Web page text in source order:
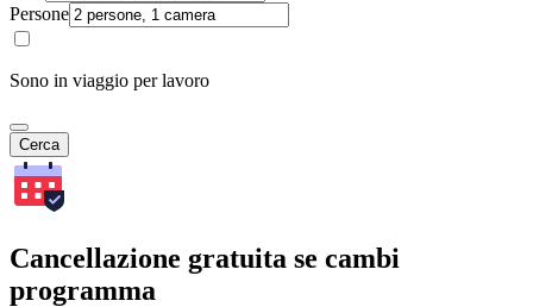
Persone
Sono in viaggio per lavoro
Cerca
Cancellazione gratuita se cambi
programma